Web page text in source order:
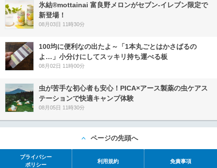
氷結®mottainai 富良野メロンがセブン‐イレブン限定で
新登場！
08月03日 11時30分
100均に便利なの出たよ～「1本丸ごとはかさばるの
よ…」小分けにしてスッキリ持ち運べる板
08月02日 11時00分
虫が苦手な初心者も安心！PICA×アース製薬の虫ケアス
テーションで快適キャンプ体験
08月05日 11時30分
ページの先頭へ
プライバシー
ポリシー
利用規約 免責事項